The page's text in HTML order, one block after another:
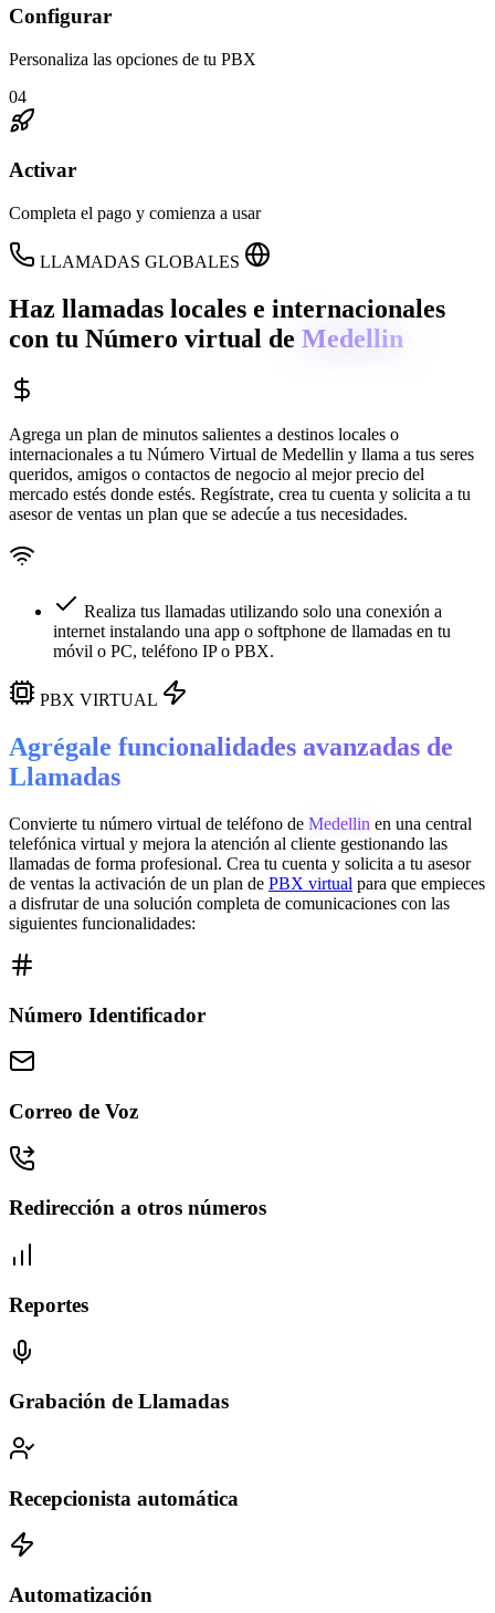
Configurar
Personaliza las opciones de tu PBX
04
Activar
Completa el pago y comienza a usar
LLAMADAS GLOBALES
Haz llamadas locales e internacionales
con tu Número virtual de Medellin
Agrega un plan de minutos salientes a destinos locales o
internacionales a tu Número Virtual de Medellin y llama a tus seres
queridos, amigos o contactos de negocio al mejor precio del
mercado estés donde estés. Regístrate, crea tu cuenta y solicita a tu
asesor de ventas un plan que se adecúe a tus necesidades.
Realiza tus llamadas utilizando solo una conexión a
internet instalando una app o softphone de llamadas en tu
móvil o PC, teléfono IP o PBX.
PBX VIRTUAL
Agrégale funcionalidades avanzadas de
Llamadas
Convierte tu número virtual de teléfono de Medellin en una central
telefónica virtual y mejora la atención al cliente gestionando las
llamadas de forma profesional. Crea tu cuenta y solicita a tu asesor
de ventas la activación de un plan de PBX virtual para que empieces
a disfrutar de una solución completa de comunicaciones con las
siguientes funcionalidades:
Número Identificador
Correo de Voz
Redirección a otros números
Reportes
Grabación de Llamadas
Recepcionista automática
Automatización